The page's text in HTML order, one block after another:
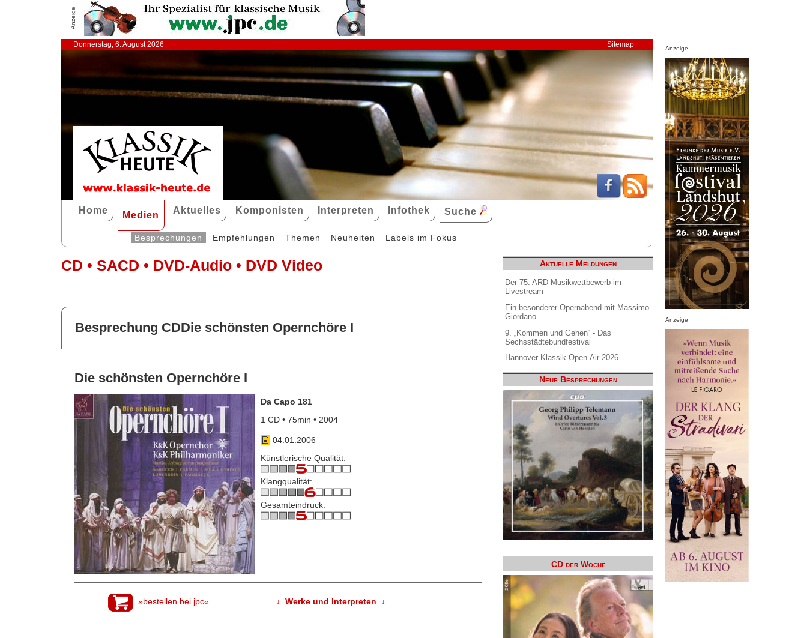
Anzeige
Donnerstag, 6. August 2026 Sitemap
Home Medien Aktuelles Komponisten Interpreten Infothek Suche
Besprechungen Empfehlungen Themen Neuheiten Labels im Fokus
CD • SACD • DVD-Audio • DVD Video
Besprechung CDDie schönsten Opernchöre I
Die schönsten Opernchöre I
Da Capo 181
1 CD • 75min • 2004
04.01.2006
Künstlerische Qualität:
Klangqualität:
Gesamteindruck:
»bestellen bei jpc« ↓ Werke und Interpreten ↓
Aktuelle Meldungen
Der 75. ARD-Musikwettbewerb im
Livestream
Ein besonderer Opernabend mit Massimo
Giordano
9. „Kommen und Gehen“ - Das
Sechsstädtebundfestival
Hannover Klassik Open-Air 2026
Neue Besprechungen
CD der Woche
Anzeige
Anzeige